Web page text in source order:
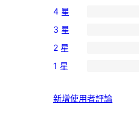
個
5
星
使
者
0
個
4
星
用
4 星
0
個
3
使
3 星
0
個
星
2 星
0
1
1 星
新增使用者評論